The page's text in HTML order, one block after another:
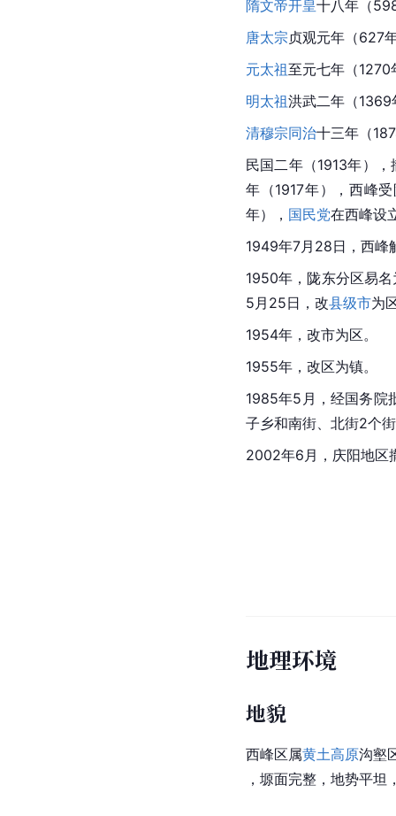
隋文帝开皇十八年（
唐太宗贞观元年（627
元太祖至元七年（1270
明太祖洪武二年（1369
清穆宗同治十三年（
民国二年（1913年）
年（1917年），西峰受
年）， 国民党在西峰设
1949年7月28日，西峰
1950年，陇东分区易
5月25日，改县级市为
1954年，改市为区。
1955年，改区为镇。
1985年5月，经国务院
子乡和南街、北街2个
2002年6月，庆阳地区
地理环境
地貌
西峰区属黄土高原沟壑
，塬面完整，地势平坦